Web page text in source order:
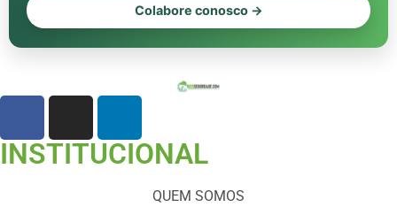
Colabore conosco →
INSTITUCIONAL
QUEM SOMOS